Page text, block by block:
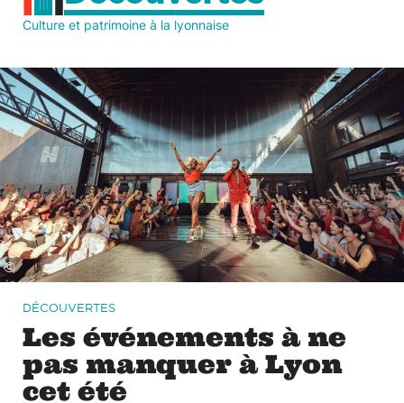
Culture et patrimoine à la lyonnaise
©
DÉCOUVERTES
Les événements à ne
pas manquer à Lyon
cet été